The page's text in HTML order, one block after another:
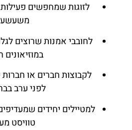
לזוגות שמחפשים
לחובבי אמנות שרוצים
במוזיאונים
לקבוצות חברים או חברות
לפני ערב
למטיילים יחידים
טוויסט